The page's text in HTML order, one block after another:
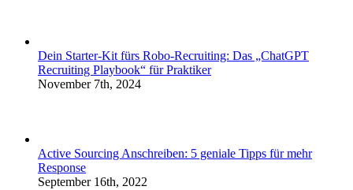
Dein Starter-Kit fürs Robo-Recruiting: Das „ChatGPT
Recruiting Playbook“ für Praktiker
November 7th, 2024
Active Sourcing Anschreiben: 5 geniale Tipps für mehr
Response
September 16th, 2022